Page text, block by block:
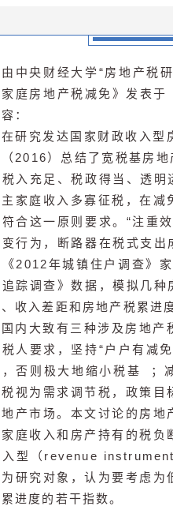
由中央财经大学“房地产税
庭房地产税减免》发表
：
在研究发达国家财政收入型
2016）总结了宽税基房
入充足、税政得当、透明
家庭收入多寡征税，在减
合这一原则要求。“注重
行为，断路器在税式支出
2012年城镇住户调查》
踪调查》数据，模拟几种
收入差距和房地产税累进
国内大致有三种涉及房地产
人要求，坚持“户户有减
否则极大地缩小税基
；
视为需求调节税，政策目
产市场。本文讨论的房地
庭收入和房产持有的税负
入型（revenue
研究对象，认为要考虑为
进度的若干指数。